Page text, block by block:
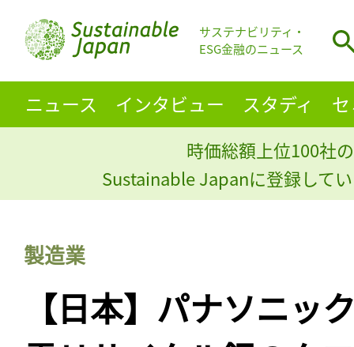
サステナビリティ・
ESG金融のニュース
ニュース インタビュー スタディ
時価総額上位100社
Sustainable Japanに登録して
製造業
【日本】パナソニッ